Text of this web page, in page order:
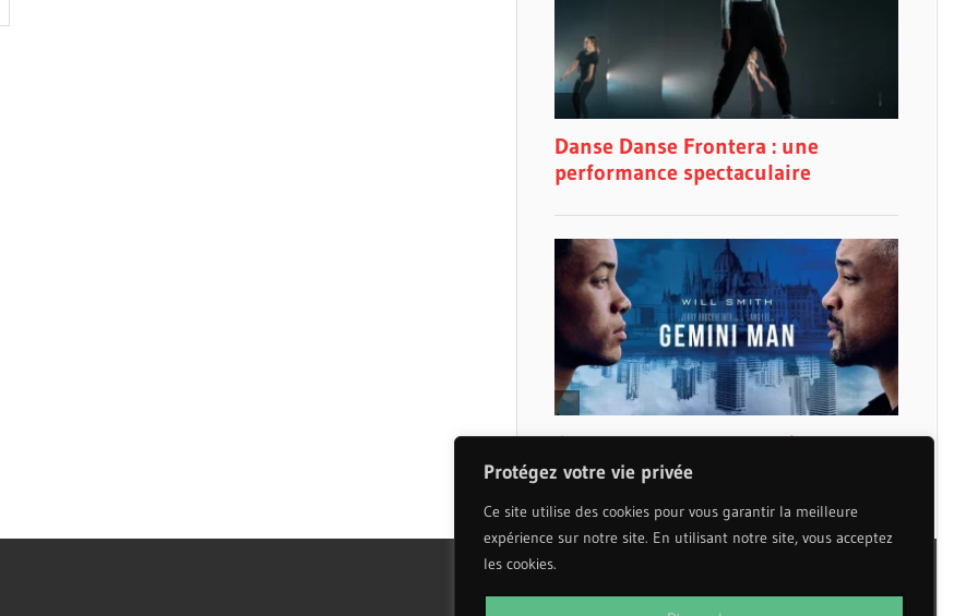
Protégez votre vie privée
Ce site utilise des cookies pour vous garantir la meilleure
expérience sur notre site. En utilisant notre site, vous acceptez
les cookies.